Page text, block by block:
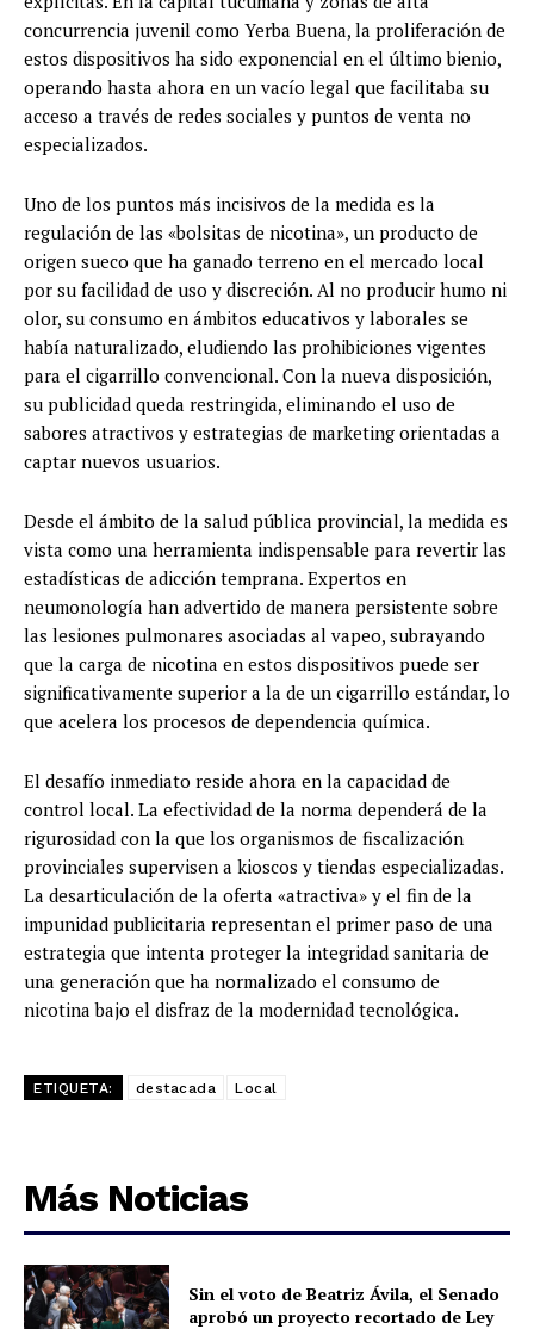
concurrencia juvenil como Yerba Buena, la proliferación de
estos dispositivos ha sido exponencial en el último bienio,
operando hasta ahora en un vacío legal que facilitaba su
acceso a través de redes sociales y puntos de venta no
especializados.
Uno de los puntos más incisivos de la medida es la
regulación de las «bolsitas de nicotina», un producto de
origen sueco que ha ganado terreno en el mercado local
por su facilidad de uso y discreción. Al no producir humo ni
olor, su consumo en ámbitos educativos y laborales se
había naturalizado, eludiendo las prohibiciones vigentes
para el cigarrillo convencional. Con la nueva disposición,
su publicidad queda restringida, eliminando el uso de
sabores atractivos y estrategias de marketing orientadas a
captar nuevos usuarios.
Desde el ámbito de la salud pública provincial, la medida es
vista como una herramienta indispensable para revertir las
estadísticas de adicción temprana. Expertos en
neumonología han advertido de manera persistente sobre
las lesiones pulmonares asociadas al vapeo, subrayando
que la carga de nicotina en estos dispositivos puede ser
significativamente superior a la de un cigarrillo estándar, lo
que acelera los procesos de dependencia química.
El desafío inmediato reside ahora en la capacidad de
control local. La efectividad de la norma dependerá de la
rigurosidad con la que los organismos de fiscalización
provinciales supervisen a kioscos y tiendas especializadas.
La desarticulación de la oferta «atractiva» y el fin de la
impunidad publicitaria representan el primer paso de una
estrategia que intenta proteger la integridad sanitaria de
una generación que ha normalizado el consumo de
nicotina bajo el disfraz de la modernidad tecnológica.
ETIQUETA: destacada Local
Más Noticias
Sin el voto de Beatriz Ávila, el Senado
aprobó un proyecto recortado de Ley